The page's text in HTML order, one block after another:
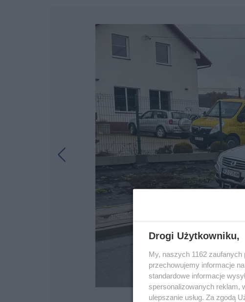
Drogi Użytkowniku,
My, naszych 1162
przechowujemy informacje
standardowe informacje
spersonalizowanych reklam,
ulepszanie usług. Za zgodą